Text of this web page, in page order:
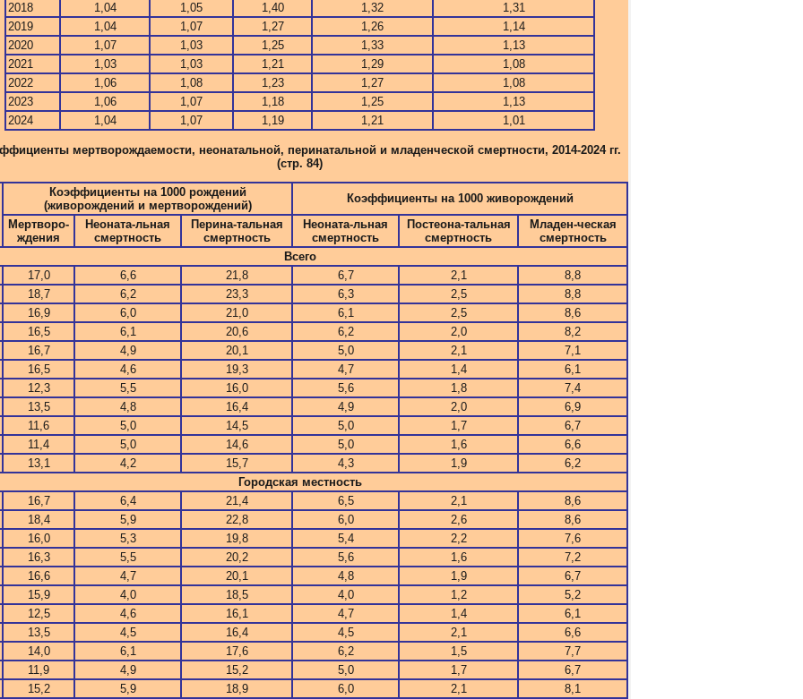
2018
1,04 1,05 1,40 1,32
1,31
2019
1,04 1,07 1,27 1,26
1,14
2020
1,07 1,03 1,25 1,33
1,13
2021
1,03 1,03 1,21 1,29
1,08
2022
1,06 1,08 1,23 1,27
1,08
2023
1,06 1,07 1,18 1,25
1,13
2024
1,04 1,07 1,19 1,21 1,01
мертворождаемости, неонатальной, перинатальной и младенческой смертности, 2014-2024 гг.
(стр. 84)
Коэффициенты на 1000 рождений
(живорождений и мертворождений)
Коэффициенты на 1000 живорождений
Мертворо-
ждения
Неоната-льная
смертность
Перина-тальная
смертность
Неоната-льная
смертность
Постеона-тальная
смертность
Младен-ческая
смертность
Всего
17,0
6,6 21,8 6,7 2,1
8,8
18,7
6,2 23,3 6,3 2,5
8,8
16,9
6,0 21,0 6,1 2,5
8,6
16,5
6,1 20,6 6,2 2,0
8,2
16,7
4,9 20,1 5,0 2,1
7,1
16,5
4,6 19,3 4,7 1,4
6,1
12,3
5,5 16,0 5,6 1,8
7,4
13,5
4,8 16,4 4,9 2,0
6,9
11,6
5,0 14,5 5,0 1,7
6,7
11,4
5,0 14,6 5,0 1,6
6,6
13,1
4,2 15,7 4,3 1,9
6,2
Городская местность
16,7
6,4 21,4 6,5 2,1
8,6
18,4
5,9 22,8 6,0 2,6
8,6
16,0
5,3 19,8 5,4 2,2
7,6
16,3
5,5 20,2 5,6 1,6
7,2
16,6
4,7 20,1 4,8 1,9
6,7
15,9
4,0 18,5 4,0 1,2
5,2
12,5
4,6 16,1 4,7 1,4
6,1
13,5
4,5 16,4 4,5 2,1
6,6
14,0
6,1 17,6 6,2 1,5
7,7
11,9
4,9 15,2 5,0 1,7
6,7
15,2
5,9 18,9 6,0 2,1
8,1